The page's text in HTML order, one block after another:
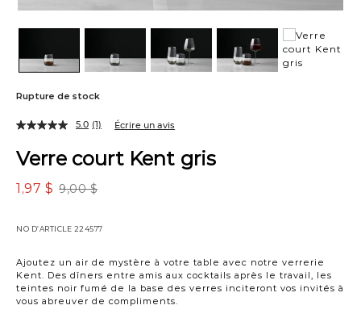
Rupture de stock
Verre court Kent gris
9,00 $
1,97 $
NO D’ARTICLE 224577
Ajoutez un air de mystère à votre table avec notre verrerie
Kent. Des dîners entre amis aux cocktails après le travail, les
teintes noir fumé de la base des verres inciteront vos invités à
vous abreuver de compliments.
5.0 (1) Écrire un avis